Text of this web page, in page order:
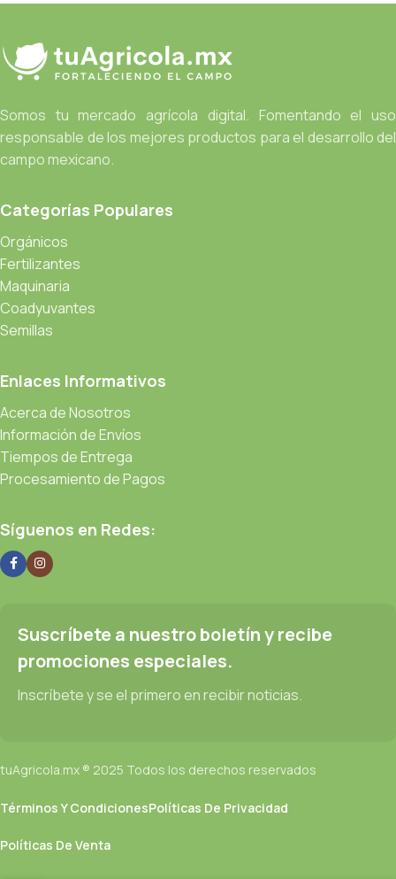
Somos tu mercado agrícola digital. Fomentando el uso
responsable de los mejores productos para el desarrollo del
campo mexicano.
Categorías Populares
Orgánicos
Fertilizantes
Maquinaria
Coadyuvantes
Semillas
Enlaces Informativos
Acerca de Nosotros
Información de Envíos
Tiempos de Entrega
Procesamiento de Pagos
Síguenos en Redes:
Suscríbete a nuestro boletín y recibe
promociones especiales.
Inscríbete y se el primero en recibir noticias.
tuAgricola.mx ® 2025 Todos los derechos reservados
Términos Y CondicionesPolíticas De Privacidad
Políticas De Venta